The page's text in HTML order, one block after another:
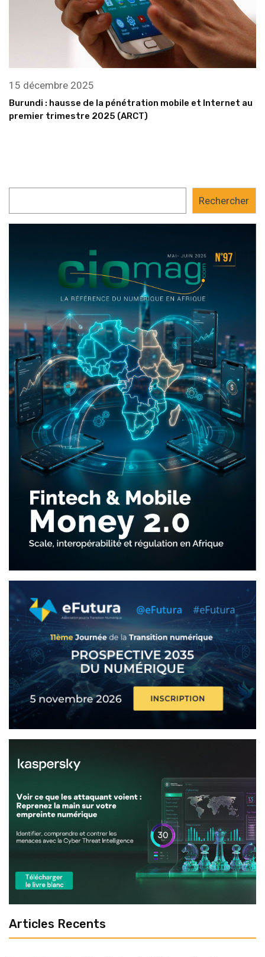
15 décembre 2025
Burundi : hausse de la pénétration mobile et Internet au
premier trimestre 2025 (ARCT)
Rechercher
Articles Recents